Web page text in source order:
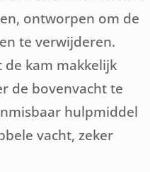
ontworpen om de
te verwijderen.
kam makkelijk
de bovenvacht te
hulpmiddel
vacht, zeker